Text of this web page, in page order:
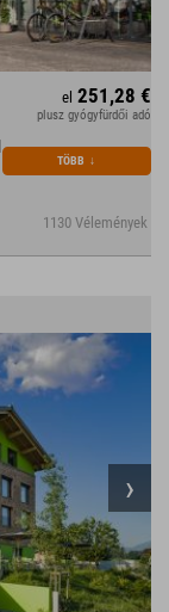
1130 Vélemények
el 251,28 €
plusz gyógyfürdői adó
TÖBB ↓